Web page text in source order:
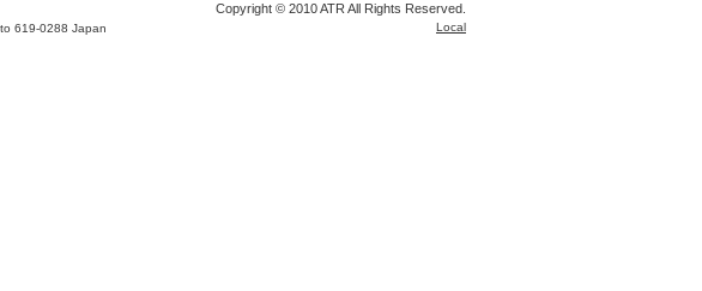
Copyright © 2010 ATR All Rights Reserved.
619-0288 Japan Local